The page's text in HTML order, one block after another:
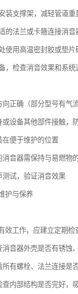
装支撑架，减轻管道
的法兰或卡箍连接消音
使用高温密封胶或垫片
，检查消音效果和系统
正确（部分型号有气
设备其他部件接触，
便于维护的位置
音器需保持与易燃物
试，验证消音效果
护与保养
效工作，应建立定期检
音器外壳是否有锈蚀
有螺栓、法兰连接是
内部结构是否完好，